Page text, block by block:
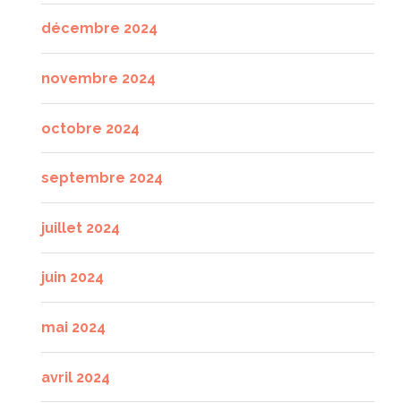
décembre 2024
novembre 2024
octobre 2024
septembre 2024
juillet 2024
juin 2024
mai 2024
avril 2024